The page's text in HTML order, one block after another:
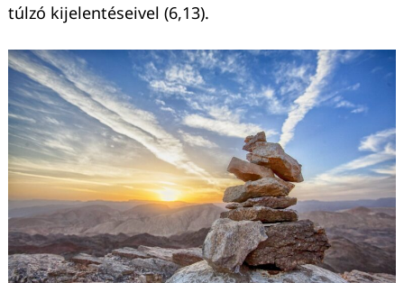
túlzó kijelentéseivel (6,13).